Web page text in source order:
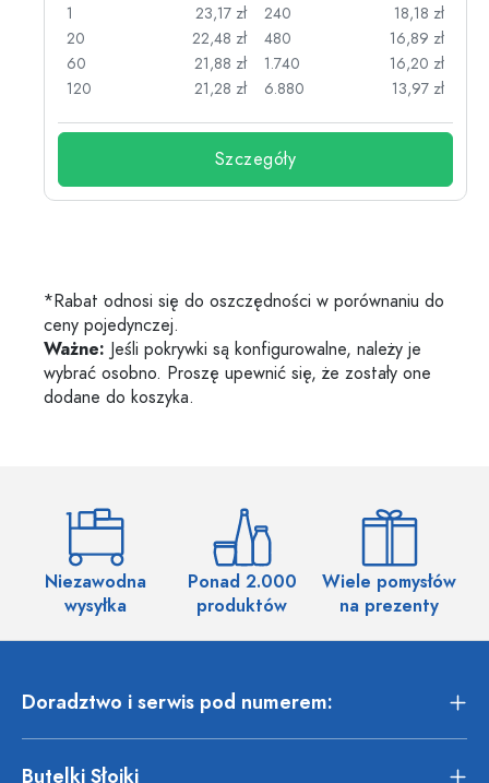
1
23,17 zł
20
22,48 zł
60
21,88 zł
120
21,28 zł
240
18,18 zł
480
16,89 zł
1.740
16,20 zł
6.880
13,97 zł
Szczegóły
*Rabat odnosi się do oszczędności w porównaniu do
ceny pojedynczej.
Ważne: Jeśli pokrywki są konfigurowalne, należy je
wybrać osobno. Proszę upewnić się, że zostały one
dodane do koszyka.
Niezawodna
wysyłka
Ponad 2.000
produktów
Wiele pomysłów
na prezenty
Doradztwo i serwis pod numerem:
Butelki Słoiki